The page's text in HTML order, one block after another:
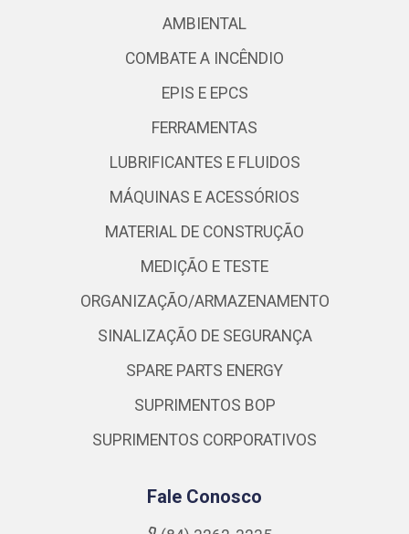
AMBIENTAL
COMBATE A INCÊNDIO
EPIS E EPCS
FERRAMENTAS
LUBRIFICANTES E FLUIDOS
MÁQUINAS E ACESSÓRIOS
MATERIAL DE CONSTRUÇÃO
MEDIÇÃO E TESTE
ORGANIZAÇÃO/ARMAZENAMENTO
SINALIZAÇÃO DE SEGURANÇA
SPARE PARTS ENERGY
SUPRIMENTOS BOP
SUPRIMENTOS CORPORATIVOS
Fale Conosco